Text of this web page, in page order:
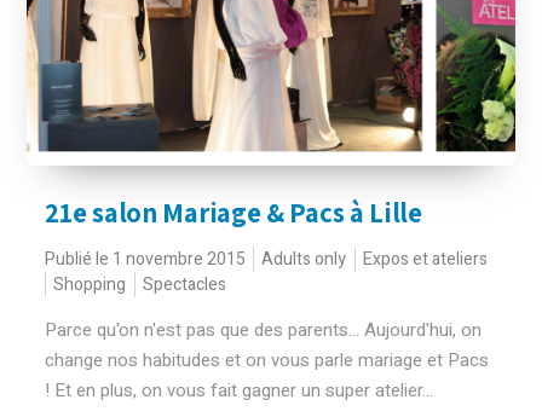
21e salon Mariage & Pacs à Lille
Publié le 1 novembre 2015 Adults only
Expos et ateliers
Shopping
Spectacles
Parce qu'on n'est pas que des parents... Aujourd'hui, on
change nos habitudes et on vous parle mariage et Pacs
! Et en plus, on vous fait gagner un super atelier...